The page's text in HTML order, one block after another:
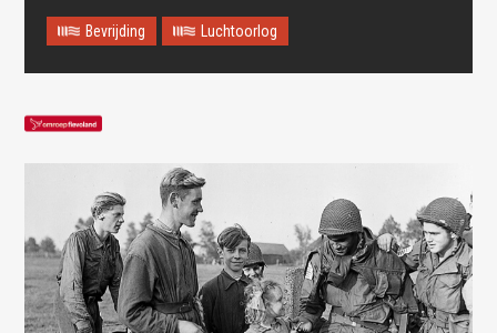
Bevrijding Luchtoorlog